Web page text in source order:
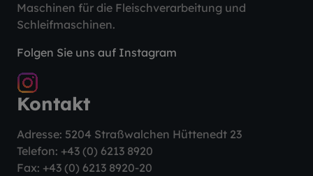
Maschinen für die Fleischverarbeitung und
Schleifmaschinen.
Folgen Sie uns auf Instagram
Kontakt
Adresse: 5204 Straßwalchen Hüttenedt 23
Telefon: +43 (0) 6213 8920
Fax: +43 (0) 6213 8920-20